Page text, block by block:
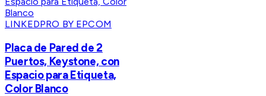
LINKEDPRO BY EPCOM
Placa de Pared de 2
Puertos, Keystone, con
Espacio para Etiqueta,
Color Blanco